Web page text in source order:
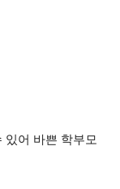
있어 바쁜 학부모